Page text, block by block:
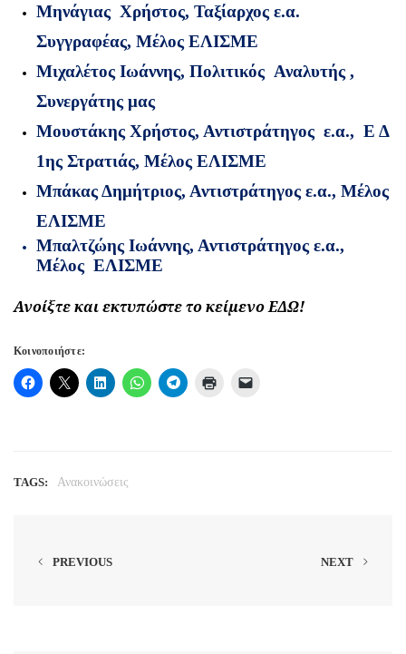
Μηνάγιας Χρήστος, Ταξίαρχος ε.α.
Συγγραφέας, Μέλος ΕΛΙΣΜΕ
Μιχαλέτος Ιωάννης, Πολιτικός Αναλυτής ,
Συνεργάτης μας
Μουστάκης Χρήστος, Αντιστράτηγος ε.α., Ε Δ
1ης Στρατιάς, Μέλος ΕΛΙΣΜΕ
Μπάκας Δημήτριος, Αντιστράτηγος ε.α., Μέλος
ΕΛΙΣΜΕ
Μπαλτζώης Ιωάννης, Αντιστράτηγος ε.α.,
Μέλος ΕΛΙΣΜΕ
Ανοίξτε και εκτυπώστε το κείμενοΕΔΩ!
Κοινοποιήστε:
TAGS: Ανακοινώσεις
PREVIOUS NEXT